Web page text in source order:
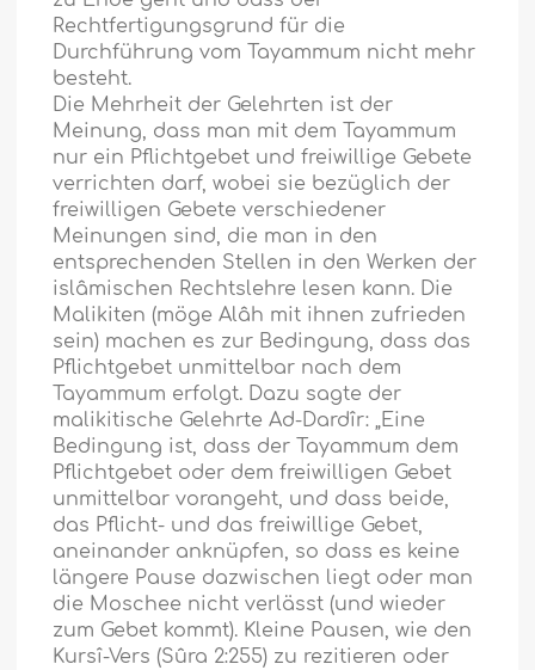
Rechtfertigungsgrund für die
Durchführung vom Tayammum nicht mehr
besteht.
Die Mehrheit der Gelehrten ist der
Meinung, dass man mit dem Tayammum
nur ein Pflichtgebet und freiwillige Gebete
verrichten darf, wobei sie bezüglich der
freiwilligen Gebete verschiedener
Meinungen sind, die man in den
entsprechenden Stellen in den Werken der
islâmischen Rechtslehre lesen kann. Die
Malikiten (möge Alâh mit ihnen zufrieden
sein) machen es zur Bedingung, dass das
Pflichtgebet unmittelbar nach dem
Tayammum erfolgt. Dazu sagte der
malikitische Gelehrte Ad-Dardîr: „Eine
Bedingung ist, dass der Tayammum dem
Pflichtgebet oder dem freiwilligen Gebet
unmittelbar vorangeht, und dass beide,
das Pflicht- und das freiwillige Gebet,
aneinander anknüpfen, so dass es keine
längere Pause dazwischen liegt oder man
die Moschee nicht verlässt (und wieder
zum Gebet kommt). Kleine Pausen, wie den
Kursî-Vers (Sûra 2:255) zu rezitieren oder